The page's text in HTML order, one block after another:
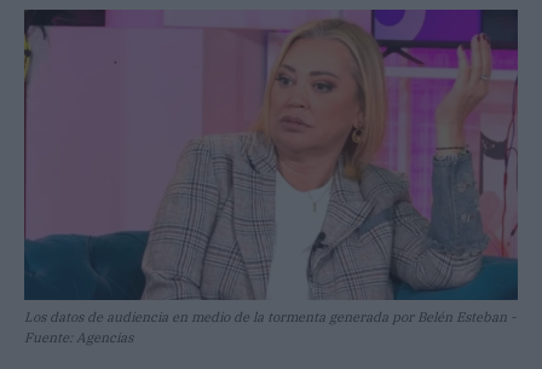
Los datos de audiencia en medio de la tormenta generada por Belén Esteban -
Fuente: Agencias